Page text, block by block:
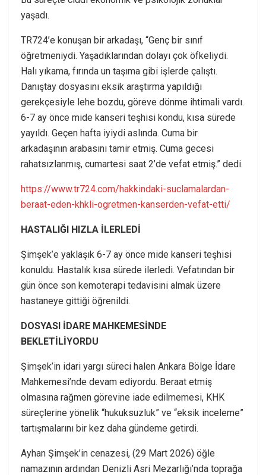
yaşadı.
TR724’e konuşan bir arkadaşı, “Genç bir sınıf
öğretmeniydi. Yaşadıklarından dolayı çok öfkeliydi.
Halı yıkama, fırında un taşıma gibi işlerde çalıştı.
Danıştay dosyasını eksik araştırma yapıldığı
gerekçesiyle lehe bozdu, göreve dönme ihtimali vardı.
6-7 ay önce mide kanseri teşhisi kondu, kısa sürede
yayıldı. Geçen hafta iyiydi aslında. Cuma bir
arkadaşının arabasını tamir etmiş. Cuma gecesi
rahatsızlanmış, cumartesi saat 2’de vefat etmiş.” dedi.
https://www.tr724.com/hakkindaki-suclamalardan-
beraat-eden-khkli-ogretmen-kanserden-vefat-etti/
HASTALIĞI HIZLA İLERLEDİ
Şimşek’e yaklaşık 6-7 ay önce mide kanseri teşhisi
konuldu. Hastalık kısa sürede ilerledi. Vefatından bir
gün önce son kemoterapi tedavisini almak üzere
hastaneye gittiği öğrenildi.
DOSYASI İDARE MAHKEMESİNDE
BEKLETİLİYORDU
Şimşek’in idari yargı süreci halen Ankara Bölge İdare
Mahkemesi’nde devam ediyordu. Beraat etmiş
olmasına rağmen görevine iade edilmemesi, KHK
süreçlerine yönelik “hukuksuzluk” ve “eksik inceleme”
tartışmalarını bir kez daha gündeme getirdi.
Ayhan Şimşek’in cenazesi, (29 Mart 2026) öğle
namazının ardından Denizli Asri Mezarlığı’nda toprağa